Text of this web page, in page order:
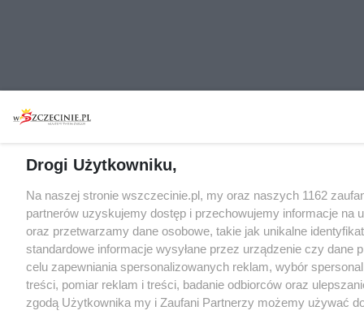
Drogi Użytkowniku,
Na naszej stronie wszczecinie.pl, my oraz naszych 1162
partnerów uzyskujemy dostęp i przechowujemy informacje na
oraz przetwarzamy dane osobowe, takie jak unikalne
standardowe informacje wysyłane przez urządzenie czy dane
celu zapewniania spersonalizowanych reklam, wybór
treści, pomiar reklam i treści, badanie odbiorców oraz
zgodą Użytkownika my i Zaufani Partnerzy możemy używać